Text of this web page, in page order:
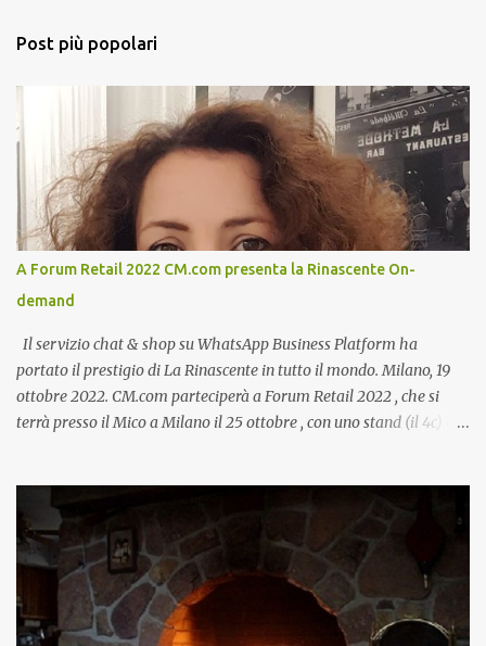
Post più popolari
A Forum Retail 2022 CM.com presenta la Rinascente On-
demand
Il servizio chat & shop su WhatsApp Business Platform ha
portato il prestigio di La Rinascente in tutto il mondo. Milano, 19
ottobre 2022. CM.com parteciperà a Forum Retail 2022 , che si
terrà presso il Mico a Milano il 25 ottobre , con uno stand (il 4c) e
tramite WhatsApp Business ”. Il primo appuntamento è per le ore
14:30 con Cristina Parigi, Country Manager di CM.com Italia, che
terrà una presentazione dal titolo:” Il presente e futuro del
Customer care omnicanale: come incontrare le aspettative dei
clienti ”. I punti che verranno affrontati sono il Customer care, lo